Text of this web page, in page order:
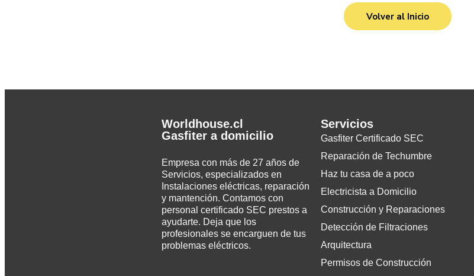
Worldhouse.cl
Gasfiter a domicilio
Empresa con más de 27 años de
Servicios, especializados en
Instalaciones eléctricas, reparación
y mantención. Contamos con
personal certificado SEC prestos a
ayudarte. Deja que los
profesionales se encarguen de tus
problemas eléctricos.
Servicios
Gasfiter Certificado SEC
Reparación de Techumbre
Haz tu casa de a poco
Electricista a Domicilio
Construcción y Reparaciones
Detección de Filtraciones
Arquitectura
Permisos de Construcción